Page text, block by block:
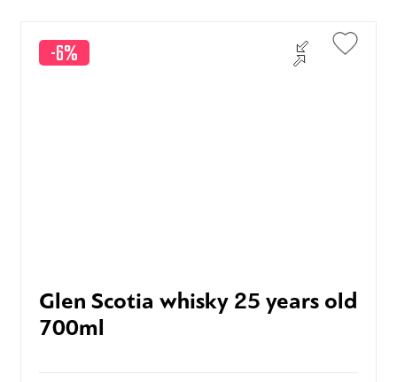
-6%
Glen Scotia whisky 25 years old
700ml